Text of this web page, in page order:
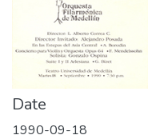
Date
1990-09-18